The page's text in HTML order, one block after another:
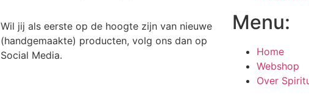
Wil jij als eerste op de hoogte zijn van nieuwe
(handgemaakte) producten, volg ons dan op
Social Media.
Menu:
Home
Webshop
Over